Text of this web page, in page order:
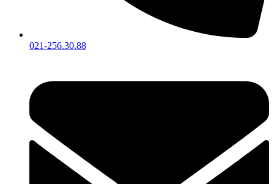
021-256.30.88